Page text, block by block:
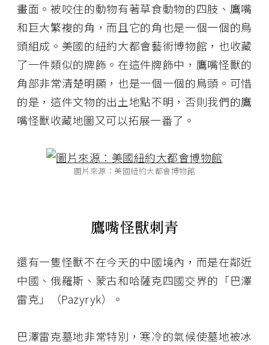
畫面。被咬住的動物有著草食動物的四肢、鷹嘴
和巨大繁複的角，而且它的角也是一個一個的鳥
頭組成。美國的紐約大都會藝術博物館，也收藏
了一件類似的牌飾。在這件牌飾中，鷹嘴怪獸的
角部非常清楚明顯，也是一個一個的鳥頭。可惜
的是，這件文物的出土地點不明，否則我們的鷹
嘴怪獸收藏地圖又可以拓展一番了。
圖片來源：美國紐約大都會博物館
鷹嘴怪獸刺青
還有一隻怪獸不在今天的中國境內，而是在鄰近
中國、俄羅斯、蒙古和哈薩克四國交界的「巴澤
雷克」（Pazyryk）。
巴澤雷克墓地非常特別，寒冷的氣候使墓地被冰